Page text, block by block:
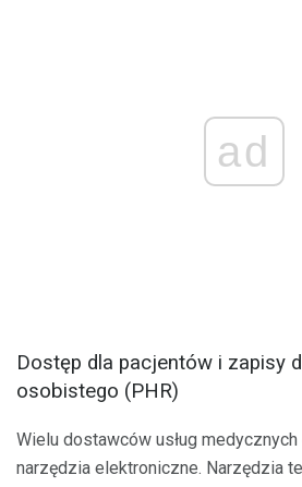
ad
Dostęp dla pacjentów i zapisy
osobistego (PHR)
Wielu dostawców usług
narzędzia elektroniczne. Narzędzia